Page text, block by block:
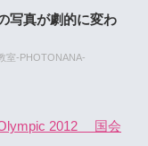
写真が劇的に変わ
室-PHOTONANA-
Olympic 2012 国会